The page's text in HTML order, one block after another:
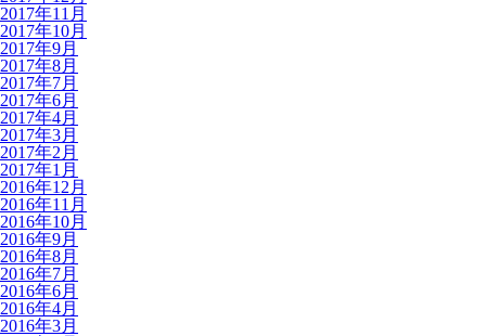
2017年11月
2017年10月
2017年9月
2017年8月
2017年7月
2017年6月
2017年4月
2017年3月
2017年2月
2017年1月
2016年12月
2016年11月
2016年10月
2016年9月
2016年8月
2016年7月
2016年6月
2016年4月
2016年3月